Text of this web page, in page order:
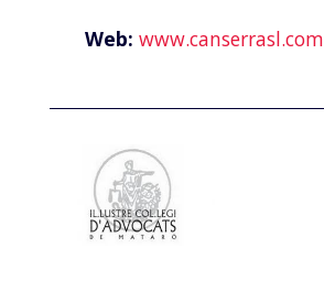
Web: www.canserrasl.com